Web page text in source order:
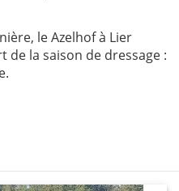
le Azelhof à Lier
la saison de dressage :